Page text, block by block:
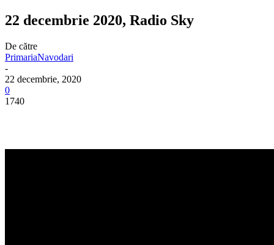
22 decembrie 2020, Radio Sky
De către
PrimariaNavodari
-
22 decembrie, 2020
0
1740